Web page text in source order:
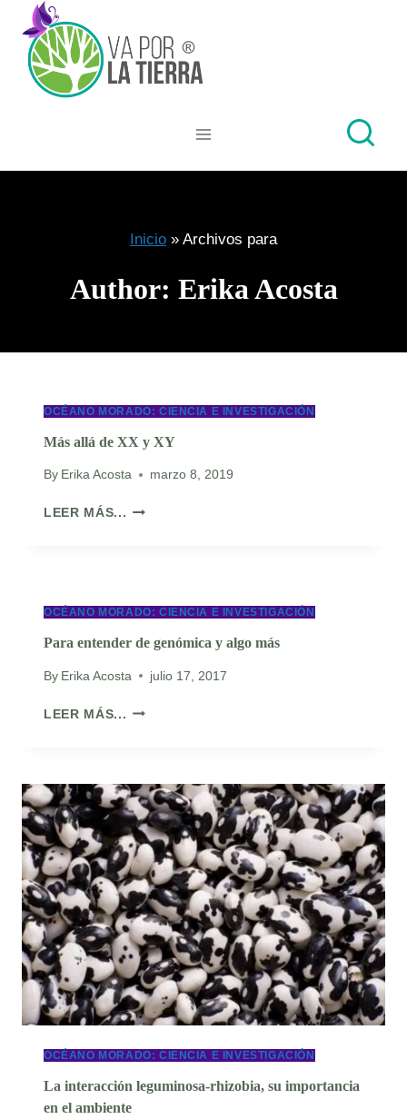
content
Inicio » Archivos para
Author: Erika Acosta
OCÉANO MORADO: CIENCIA E INVESTIGACIÓN
Más allá de XX y XY
By Erika Acosta marzo 8, 2019
LEER MÁS... MÁS
XY
OCÉANO MORADO: CIENCIA E INVESTIGACIÓN
Para entender de genómica y algo más
By Erika Acosta julio 17, 2017
LEER MÁS... PARA
Y
ALGO
MÁS
OCÉANO MORADO: CIENCIA E INVESTIGACIÓN
La interacción leguminosa-rhizobia, su importancia
en el ambiente